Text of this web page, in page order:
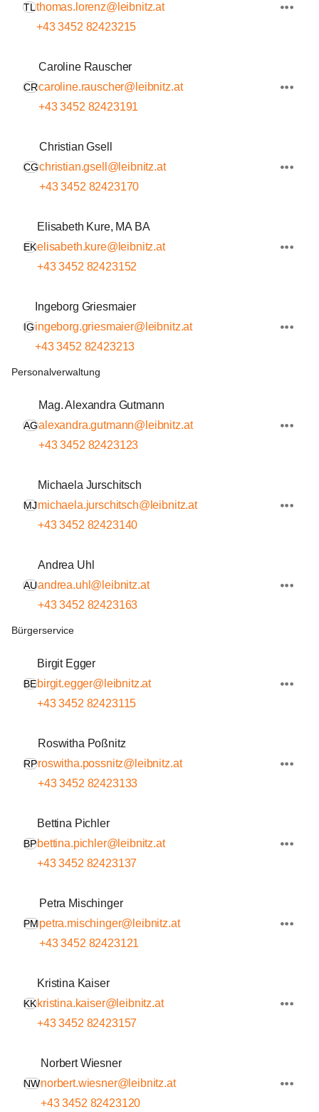
TLthomas.lorenz@leibnitz.at
+43 3452 82423215
CR
Caroline Rauscher
caroline.rauscher@leibnitz.at
+43 3452 82423191
CG
Christian Gsell
christian.gsell@leibnitz.at
+43 3452 82423170
EK
Elisabeth Kure, MA BA
elisabeth.kure@leibnitz.at
+43 3452 82423152
IG
Ingeborg Griesmaier
ingeborg.griesmaier@leibnitz.at
+43 3452 82423213
Personalverwaltung
AG
Mag. Alexandra Gutmann
alexandra.gutmann@leibnitz.at
+43 3452 82423123
MJ
Michaela Jurschitsch
michaela.jurschitsch@leibnitz.at
+43 3452 82423140
AU
Andrea Uhl
andrea.uhl@leibnitz.at
+43 3452 82423163
Bürgerservice
BE
Birgit Egger
birgit.egger@leibnitz.at
+43 3452 82423115
RP
Roswitha Poßnitz
roswitha.possnitz@leibnitz.at
+43 3452 82423133
BP
Bettina Pichler
bettina.pichler@leibnitz.at
+43 3452 82423137
PM
Petra Mischinger
petra.mischinger@leibnitz.at
+43 3452 82423121
KK
Kristina Kaiser
kristina.kaiser@leibnitz.at
+43 3452 82423157
NW
Norbert Wiesner
norbert.wiesner@leibnitz.at
+43 3452 82423120